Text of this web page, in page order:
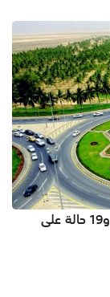
ظفار: 41 مصاب بكورونا في العناية المركزة.. و19 حالة على